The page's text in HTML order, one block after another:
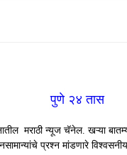
पुणे २४ तास
मराठी न्यूज चॅनेल. खऱ्या
प्रश्न मांडणारे